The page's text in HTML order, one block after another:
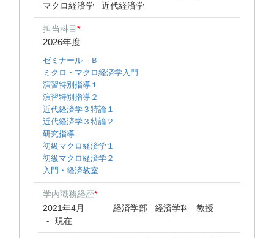
マクロ経済学
近代経済学
担当科目*
2026年度
ゼミナール Ｂ
ミクロ・マクロ経済学入門
演習特別指導１
演習特別指導２
近代経済学３特論１
近代経済学３特論２
研究指導
初級マクロ経済学１
初級マクロ経済学２
入門・経済教室
学内職務経歴*
2021年4月
- 現在
経済学部 経済学科 教授